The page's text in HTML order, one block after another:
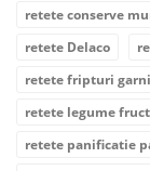
retete conserve
retete Delaco
retete fripturi
retete legume
retete panificatie